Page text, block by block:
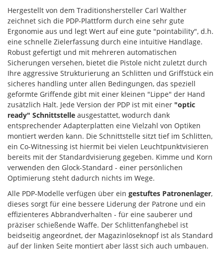
Hergestellt von dem Traditionshersteller Carl Walther
zeichnet sich die PDP-Plattform durch eine sehr gute
Ergonomie aus und legt Wert auf eine gute "pointability", d.h.
eine schnelle Zielerfassung durch eine intuitive Handlage.
Robust gefertigt und mit mehreren automatischen
Sicherungen versehen, bietet die Pistole nicht zuletzt durch
Ihre aggressive Strukturierung an Schlitten und Griffstück ein
sicheres handling unter allen Bedingungen, das speziell
geformte Griffende gibt mit einer kleinen "Lippe" der Hand
zusätzlich Halt. Jede Version der PDP ist mit einer "optic
ready" Schnittstelle ausgestattet, wodurch dank
entsprechender Adapterplatten eine Vielzahl von Optiken
montiert werden kann. Die Schnittstelle sitzt tief im Schlitten,
ein Co-Witnessing ist hiermit bei vielen Leuchtpunktvisieren
bereits mit der Standardvisierung gegeben. Kimme und Korn
verwenden den Glock-Standard - einer persönlichen
Optimierung steht dadurch nichts im Wege.
Alle PDP-Modelle verfügen über ein gestuftes Patronenlager,
dieses sorgt für eine bessere Liderung der Patrone und ein
effizienteres Abbrandverhalten - für eine sauberer und
präziser schießende Waffe. Der Schlittenfanghebel ist
beidseitig angeordnet, der Magazinlöseknopf ist als Standard
auf der linken Seite montiert aber lässt sich auch umbauen.